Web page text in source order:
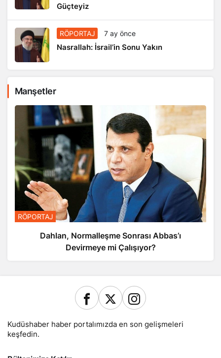
Güçteyiz
RÖPORTAJ 7 ay önce
Nasrallah: İsrail’in Sonu Yakın
Manşetler
RÖPORTAJ
Dahlan, Normalleşme Sonrası Abbas’ı
Devirmeye mi Çalışıyor?
Kudüshaber haber portalımızda en son gelişmeleri
keşfedin.